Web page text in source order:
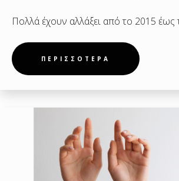
Πολλά έχουν αλλάξει από το 2015 έως
ΠΕΡΙΣΣΟΤΕΡΑ